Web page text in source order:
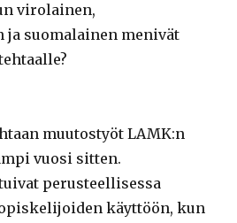
virolainen,
suomalainen menivät
muutostyöt LAMK:n
vuosi sitten.
perusteellisessa
käyttöön, kun